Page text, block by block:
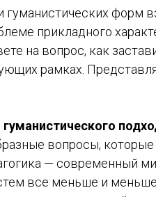
гуманистических форм
прикладного
на вопрос, как
рамках.
гуманистического
вопросы, которые
— современный
все меньше и